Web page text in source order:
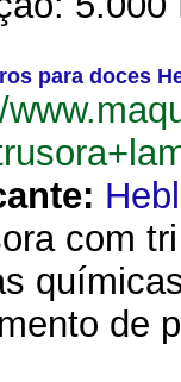
para doces
com
de